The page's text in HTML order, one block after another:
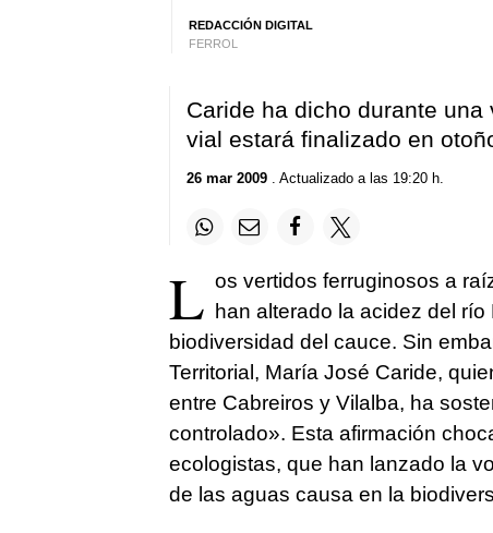
REDACCIÓN DIGITAL
FERROL
Caride ha dicho durante
vial estará finalizado en
26 mar 2009. Actualizado a las 19:20 h.
L os vertidos ferruginosos a
han alterado la acidez del
biodiversidad del cauce. Sin
Territorial, María José Caride,
entre Cabreiros y Vilalba, ha
controlado». Esta afirmación
ecologistas, que han lanzado la
de las aguas causa en la